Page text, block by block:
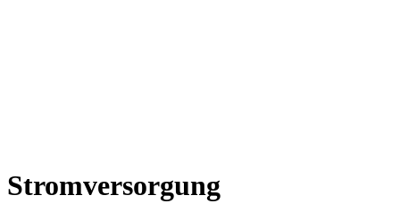
Stromversorgung